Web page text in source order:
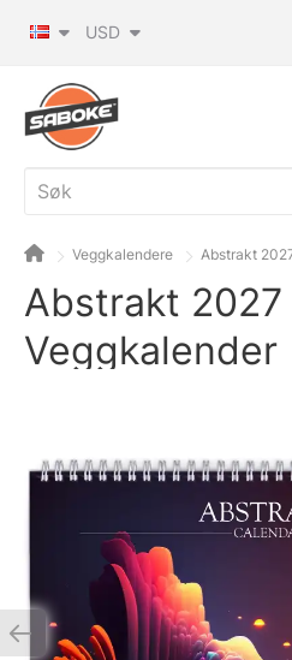
USD
Veggkalendere Abstrakt
Abstrakt 2027
Veggkalender